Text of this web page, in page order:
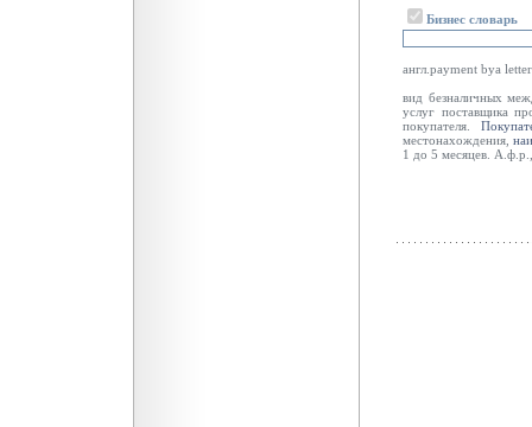
Бизнес словарь
англ.payment bya
вид безналичных
услуг поставщика
покупателя.
местонахождения,
1 до 5 месяцев.